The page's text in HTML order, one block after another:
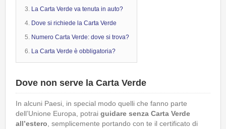
La Carta Verde va tenuta in auto?
Dove si richiede la Carta Verde
Numero Carta Verde: dove si trova?
La Carta Verde è obbligatoria?
Dove non serve la Carta Verde
In alcuni Paesi, in special modo quelli che fanno parte
dell’Unione Europa, potrai guidare senza Carta Verde
all’estero , semplicemente portando con te il certificato di